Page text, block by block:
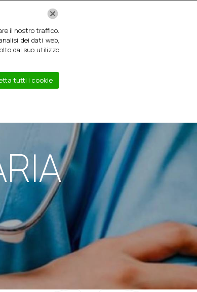
CONVENZIONI
il nostro traffico.
dei dati web,
dal suo utilizzo
tutti i cookie